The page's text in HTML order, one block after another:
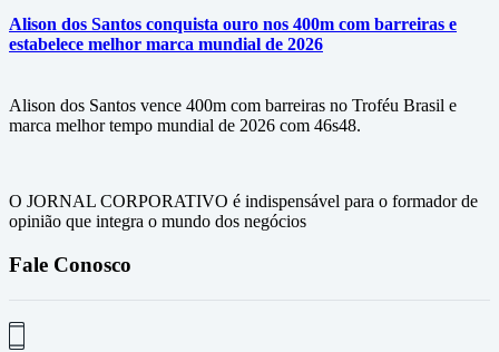
Alison dos Santos conquista ouro nos 400m com barreiras e
estabelece melhor marca mundial de 2026
Alison dos Santos vence 400m com barreiras no Troféu Brasil e
marca melhor tempo mundial de 2026 com 46s48.
O JORNAL CORPORATIVO é indispensável para o formador de
opinião que integra o mundo dos negócios
Fale Conosco